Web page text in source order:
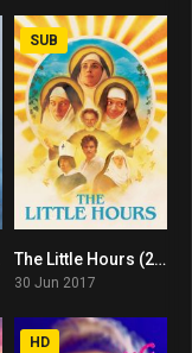
5.8
SUB
The Little Hours (2017)
30 Jun 2017
HD